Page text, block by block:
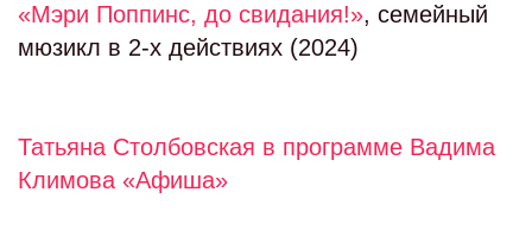
«Мэри Поппинс, до свидания!», семейный
мюзикл в 2-х действиях (2024)
Татьяна Столбовская в программе Вадима
Климова «Афиша»